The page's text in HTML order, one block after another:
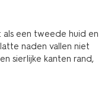
een tweede huid en
naden vallen niet
sierlijke kanten rand,